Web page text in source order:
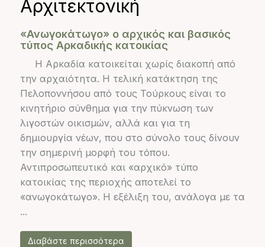
Αρχιτεκτονική
«Ανωγοκάτωγο» ο αρχικός και βασικός
τύπος Αρκαδικής κατοικίας
Η Αρκαδία κατοικείται χωρίς διακοπή από
την αρχαιότητα. Η τελική κατάκτηση της
Πελοποννήσου από τους Τούρκους είναι το
κινητήριο σύνθημα για την πύκνωση των
λιγοστών οικισμών, αλλά και για τη
δημιουργία νέων, που στο σύνολο τους δίνουν
την σημερινή μορφή του τόπου.
Αντιπροσωπευτικό και «αρχικό» τύπο
κατοικίας της περιοχής αποτελεί το
«ανωγοκάτωγο». Η εξέλιξη του, ανάλογα με τα
...
Διαβάστε περισσότερα